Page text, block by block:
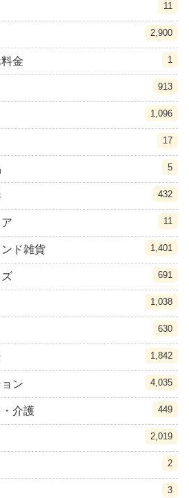
11
2,900
金 1
913
1,096
17
5
432
11
ド雑貨 1,401
691
1,038
630
1,842
ン 4,035
介護 449
2,019
2
3